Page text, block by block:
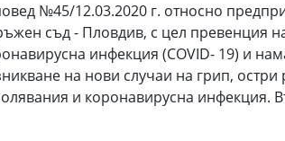
№45/12.03.2020 г. относно
съд - Пловдив, с цел превенция
инфекция (COVID- 19) и
на нови случаи на грип, остри
и коронавирусна инфекция.